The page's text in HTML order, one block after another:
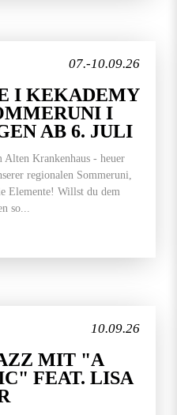
07.-10.09.26
I KEKADEMY
I
AB 6. JULI
Krankenhaus - heuer
regionalen Sommeruni,
Elemente! Willst du dem
so...
10.09.26
MIT "A
FEAT. LISA